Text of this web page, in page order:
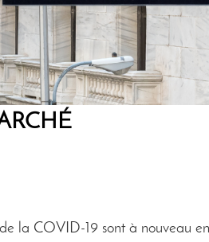
la COVID-19 sont à nouveau en